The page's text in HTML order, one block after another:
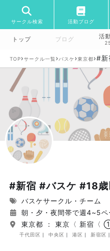
サークル検索 活動ブログ
トップ ブログ 活
TOP›サークル一覧 › バスケ ›東京都›#新
#新宿 #バスケ #18
バスケサークル・チーム
朝・夕・夜間帯で週4~5ペ
東京都 ： 東京〈 新宿〈
千代田区 中央区 港区 新宿区